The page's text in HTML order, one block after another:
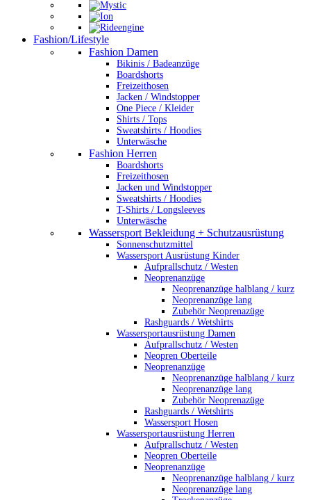
Fashion/Lifestyle
Fashion Damen
Bikinis / Badeanzüge
Boardshorts
Freizeithosen
Jacken / Windstopper
One Piece / Kleider
Shirts / Tops
Sweatshirts / Hoodies
Unterwäsche
Fashion Herren
Boardshorts
Freizeithosen
Jacken und Windstopper
Sweatshirts / Hoodies
T-Shirts / Longsleeves
Unterwäsche
Wassersport Bekleidung + Schutzausrüstung
Sonnenschutzmittel
Wassersport Ausrüstung Kinder
Aufprallschutz / Westen
Neoprenanzüge
Neoprenanzüge halblang / kurz
Neoprenanzüge lang
Zubehör Neoprenazüge
Rashguards / Wetshirts
Wassersportausrüstung Damen
Aufprallschutz / Westen
Neopren Oberteile
Neoprenanzüge
Neoprenanzüge halblang / kurz
Neoprenanzüge lang
Zubehör Neoprenazüge
Rashguards / Wetshirts
Wassersport Hosen
Wassersportausrüstung Herren
Aufprallschutz / Westen
Neopren Oberteile
Neoprenanzüge
Neoprenanzüge halblang / kurz
Neoprenanzüge lang